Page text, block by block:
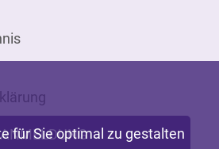
für Sie optimal zu gestalten